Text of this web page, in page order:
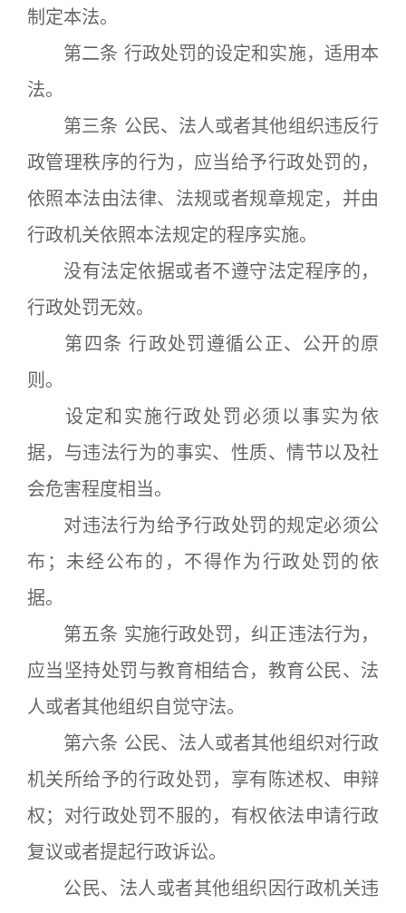
制定本法。
第二条 行政处罚的设定和实施，适用本
法。
第三条 公民、法人或者其他组织违反行
政管理秩序的行为，应当给予行政处罚的，
依照本法由法律、法规或者规章规定，并由
行政机关依照本法规定的程序实施。
没有法定依据或者不遵守法定程序的，
行政处罚无效。
第四条 行政处罚遵循公正、公开的原
则。
设定和实施行政处罚必须以事实为依
据，与违法行为的事实、性质、情节以及社
会危害程度相当。
对违法行为给予行政处罚的规定必须公
布；未经公布的，不得作为行政处罚的依
据。
第五条 实施行政处罚，纠正违法行为，
应当坚持处罚与教育相结合，教育公民、法
人或者其他组织自觉守法。
第六条 公民、法人或者其他组织对行政
机关所给予的行政处罚，享有陈述权、申辩
权；对行政处罚不服的，有权依法申请行政
复议或者提起行政诉讼。
公民、法人或者其他组织因行政机关违